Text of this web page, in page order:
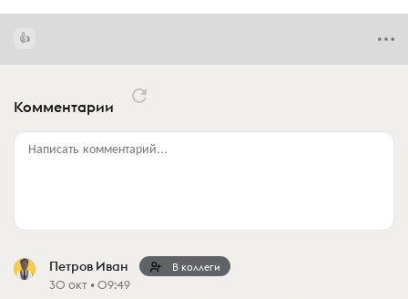
Комментарии
Написать комментарий...
Петров Иван В коллеги
30 окт • 09:49